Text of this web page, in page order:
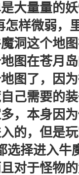
大量量的
样微弱，
洞这个地
图在苍月
图了，因
己需要的
，本身因
的，但是
选择进入牛
对于怪物的